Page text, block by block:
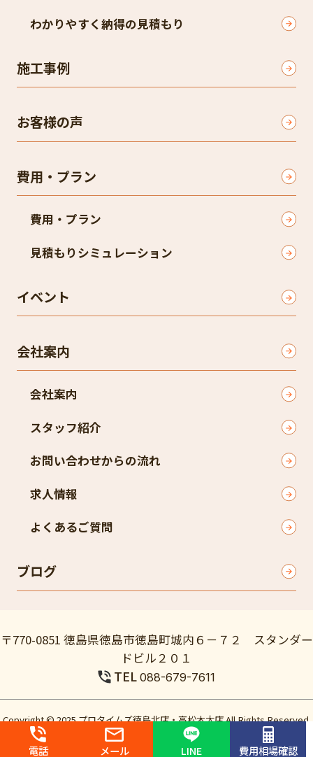
わかりやすく納得の見積もり
施工事例
お客様の声
費用・プラン
費用・プラン
見積もりシミュレーション
イベント
会社案内
会社案内
スタッフ紹介
お問い合わせからの流れ
求人情報
よくあるご質問
ブログ
〒770-0851 徳島県徳島市徳島町城内６－７２ スタンダー
ドビル２０１
TEL088-679-7611
Copyright © 2025 プロタイムズ徳島北店・高松木太店 All Rights Reserved.
個人情報保護方針
電話 メール LINE 費用相場確認